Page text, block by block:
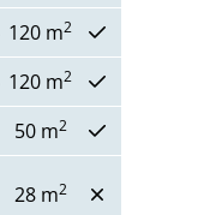
120 m2
120 m2
50 m2
28 m2